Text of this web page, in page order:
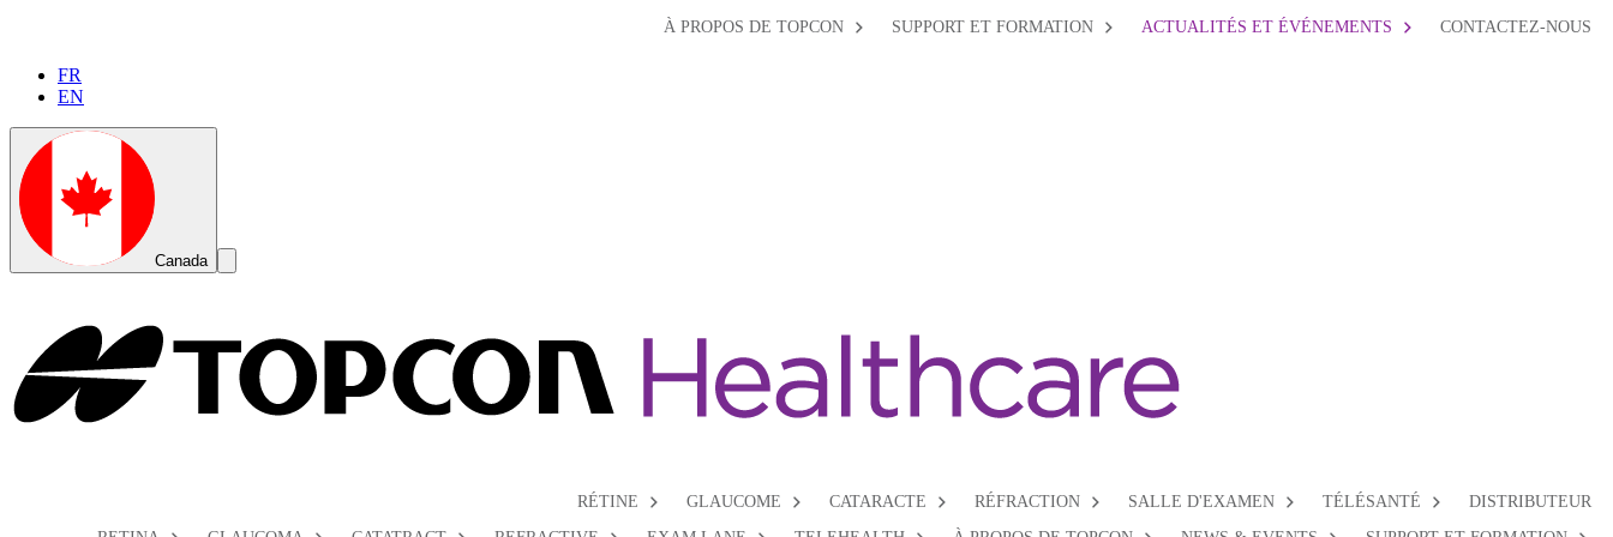
À PROPOS DE TOPCON SUPPORT ET FORMATION ACTUALITÉS ET ÉVÉNEMENTS CONTACTEZ-NOUS
FR
EN
Canada
Search
RÉTINE GLAUCOME CATARACTE RÉFRACTION SALLE D'EXAMEN TÉLÉSANTÉ
DISTRIBUTEUR